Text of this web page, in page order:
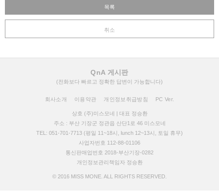
목록
취소
QnA 게시판
(전화보다 빠르고 정확한 답변이 가능합니다)
회사소개 이용약관 개인정보취급방침 PC Ver.
상호 (주)미스모네 | 대표 정승환
주소 : 부산 기장군 정관읍 산단1로 46 미스모네
TEL: 051-701-7713 (평일 11~18시, lunch 12~13시, 토일 휴무)
사업자번호 112-88-01106
통신판매업번호 2018-부산기장-0282
개인정보관리책임자 정승환
© 2016 MISS MONE. ALL RIGHTS RESERVED.